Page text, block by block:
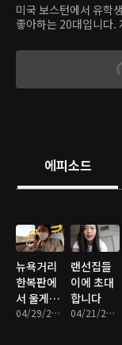
미국 보스턴에서 유학
좋아하는 20대입니다.
에피소드
뉴욕거리
한복판에
서 울게된
브이로그04/29/2021 • 22분
랜선집들
이에 초대
합니다
04/21/2021 • 23분